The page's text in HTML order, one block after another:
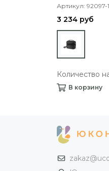
Артикул: 92097-
3 234 руб
Количество
В корзину